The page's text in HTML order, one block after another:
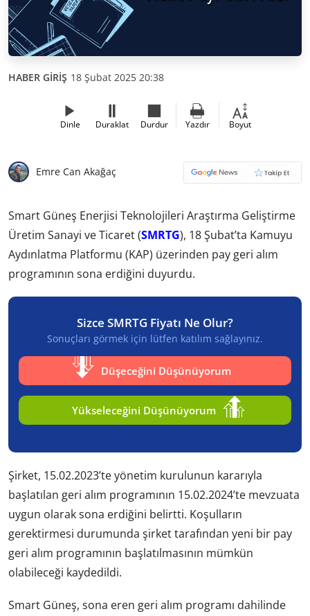
HABER GİRİŞ 18 Şubat 2025 20:38
Dinle Duraklat Durdur Yazdır Boyut
Emre Can Akağaç
Smart Güneş Enerjisi Teknolojileri Araştırma Geliştirme
Üretim Sanayi ve Ticaret (SMRTG), 18 Şubat’ta Kamuyu
Aydınlatma Platformu (KAP) üzerinden pay geri alım
programının sona erdiğini duyurdu.
Sizce SMRTG Fiyatı Ne Olur?
Sonuçları görmek için lütfen katılım sağlayınız.
Düşeceğini Düşünüyorum
Yükseleceğini Düşünüyorum
Şirket, 15.02.2023’te yönetim kurulunun kararıyla
başlatılan geri alım programının 15.02.2024’te mevzuata
uygun olarak sona erdiğini belirtti. Koşulların
gerektirmesi durumunda şirket tarafından yeni bir pay
geri alım programının başlatılmasının mümkün
olabileceği kaydedildi.
Smart Güneş, sona eren geri alım programı dahilinde